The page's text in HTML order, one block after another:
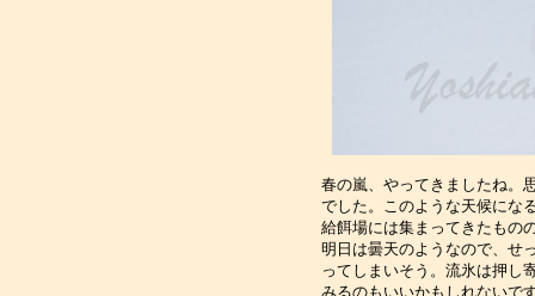
春の嵐、やってきましたね。
でした。このような天候にな
給餌場には集まってきたもの
明日は曇天のようなので、せ
ってしまいそう。流氷は押し